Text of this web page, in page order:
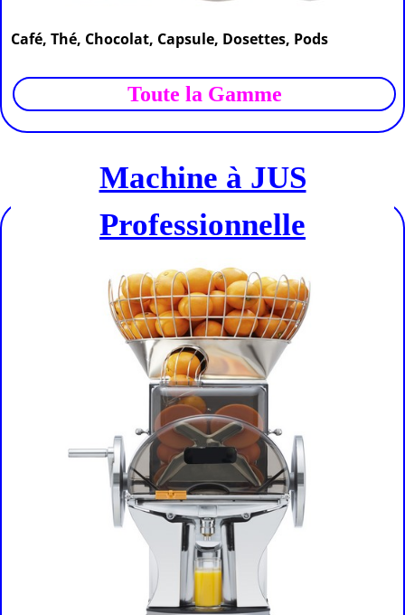
Café, Thé, Chocolat, Capsule, Dosettes, Pods
Toute la Gamme
Machine à JUS
Professionnelle